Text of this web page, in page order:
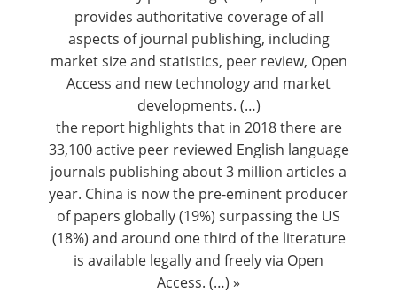
provides authoritative coverage of all
aspects of journal publishing, including
market size and statistics, peer review, Open
Access and new technology and market
developments. (…)
the report highlights that in 2018 there are
33,100 active peer reviewed English language
journals publishing about 3 million articles a
year. China is now the pre-eminent producer
of papers globally (19%) surpassing the US
(18%) and around one third of the literature
is available legally and freely via Open
Access. (…) »